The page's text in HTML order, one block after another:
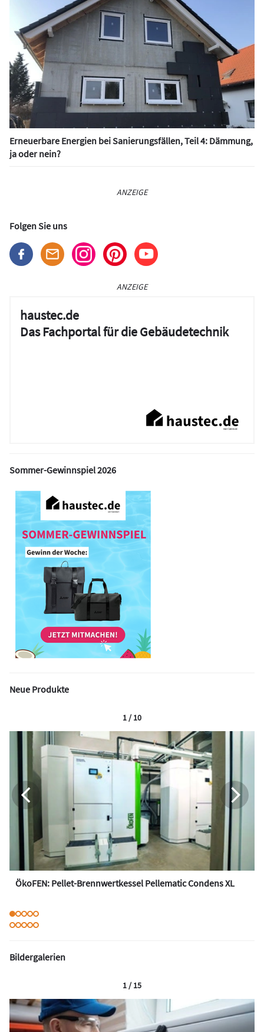
Erneuerbare Energien bei Sanierungsfällen, Teil 4: Dämmung,
ja oder nein?
ANZEIGE
Folgen Sie uns
ANZEIGE
haustec.de
Das Fachportal für die Gebäudetechnik
Sommer-Gewinnspiel 2026
Neue Produkte
ÖkoFEN: Pellet-Brennwertkessel Pellematic Condens XL
1 / 10
Bildergalerien
1 / 15